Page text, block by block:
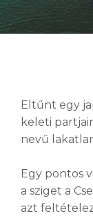
Eltűnt egy
keleti
nevű
Egy pontos
a sziget a
azt